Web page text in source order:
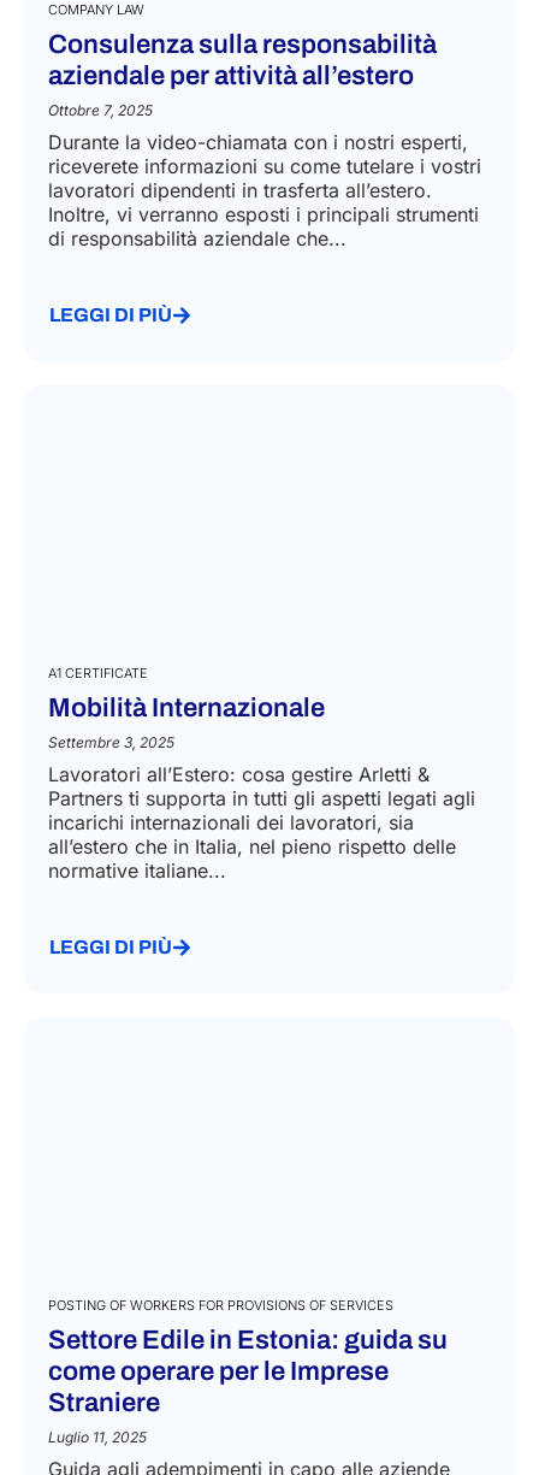
COMPANY LAW
Consulenza sulla responsabilità
aziendale per attività all’estero
Ottobre 7, 2025
Durante la video-chiamata con i nostri esperti,
riceverete informazioni su come tutelare i vostri
lavoratori dipendenti in trasferta all’estero.
Inoltre, vi verranno esposti i principali strumenti
di responsabilità aziendale che...
LEGGI DI PIÙ
A1 CERTIFICATE
Mobilità Internazionale
Settembre 3, 2025
Lavoratori all’Estero: cosa gestire Arletti &
Partners ti supporta in tutti gli aspetti legati agli
incarichi internazionali dei lavoratori, sia
all’estero che in Italia, nel pieno rispetto delle
normative italiane...
LEGGI DI PIÙ
POSTING OF WORKERS FOR PROVISIONS OF SERVICES
Settore Edile in Estonia: guida su
come operare per le Imprese
Straniere
Luglio 11, 2025
Guida agli adempimenti in capo alle aziende